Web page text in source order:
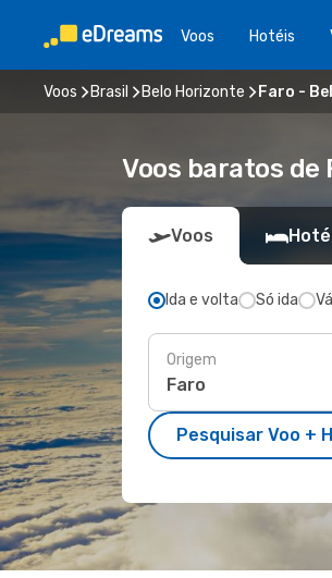
Voos Hotéis
Voos Brasil Belo Horizonte Faro -
Voos baratos de
Voos
Ida e volta Só ida
Origem
Pesquisar Voo +